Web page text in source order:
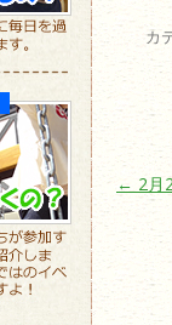
カ
投稿
← 2月